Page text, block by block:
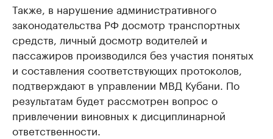
Также, в нарушение административного
законодательства РФ досмотр транспортных
средств, личный досмотр водителей и
пассажиров производился без участия понятых
и составления соответствующих протоколов,
подтверждают в управлении МВД Кубани. По
результатам будет рассмотрен вопрос о
привлечении виновных к дисциплинарной
ответственности.